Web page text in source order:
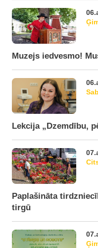
Muzejs iedvesmo!
Lekcija „Dzemdību,
Paplašināta
tirgū